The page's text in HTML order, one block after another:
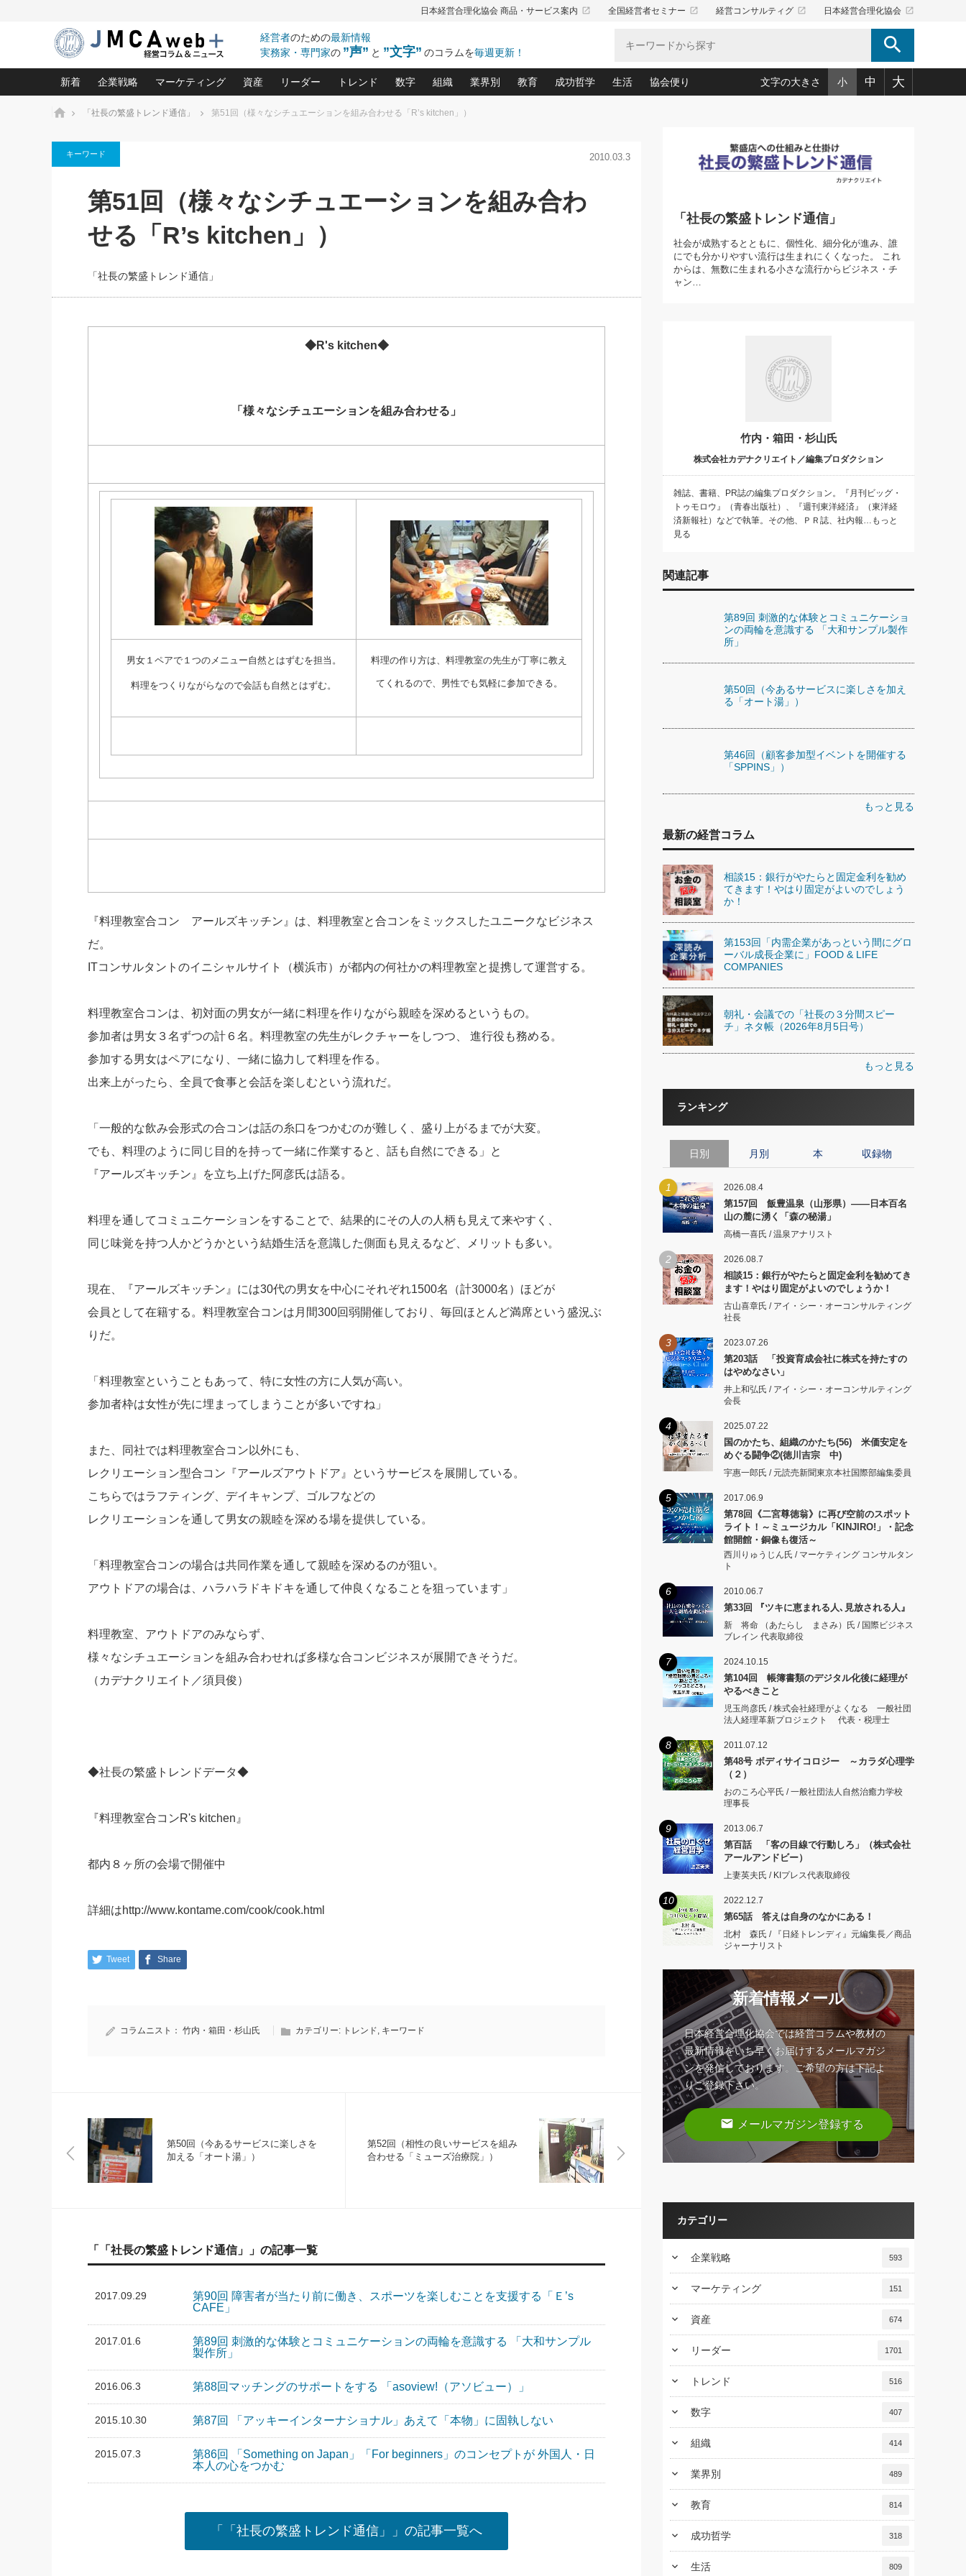
日本経営合理化協会 商品・サービス案内 launch 全国経営者セミナー launch 経営コンサルティグ launch 日本経営合理化協会 launch
経営者のための最新情報
実務家・専門家の ”声” と ”文字” のコラムを毎週更新！ search
新着
相談15：銀行がやたらと固定金
利を勧めてきます！やはり固定
がよいのでしょうか！
2026.08.7
う間にグローバル成長企業に」
FOOD & LIFE COMPANIES
日号）
2026.08.5
第86回 「言葉狩り」
企業戦略
中小企業の「１位づくり」戦略(96)
利益を最大化する「業務改善」横田尚哉氏(5)
強い会社を築く ビジネス・クリニック(240)
日本レーザー「人を大切にしながら利益を上げる経営」の極意
(3)
武器としてのM&A入門(3)
社長のための“儲かる通販”戦略視点(151)
継続経営 百話百行(85)
マーケティング
ロングセラーの玉手箱(9)
大復活＆快進撃！ユニバーサルスタジオジャパンの成功要因と
は(5)
資産
事業承継の前に、決めておきたい、知っておきたい、やってお
きたいコト(12)
会社と社長のための資産管理講座(95)
リーダー
ピョートル・F・グジバチの『経営戦略の新常識』(12)
指導者たる者かくあるべし(635)
朝礼・会議での「社長の３分間スピーチ」ネタ帳(159)
次もあなたにお願いしたいと思われる「一流の仕事術」(28)
社長の右腕をつくる 人と組織を動かす(200)
トレンド
北村森の「今月のヒット商品」(109)
数字
会社を守り抜くための緊急対策(100)
強い決算書の会社はココが違う！(36)
組織
職場の生産性を下げるハラスメントの予防策(10)
賃金決定の定石(68)
業界別
大久保一彦の“流行る”お店の仕組みづくり(210)
柿内幸夫─社長のための現場改善(174)
教育
あなただからお願いしたいと思われる 気配りの達人(127)
クレーム対応 実践マニュアル(92)
クレーム対応の新知識と新常識(57)
東川鷹年の「中小企業の人育て」(38)
業績アップにつながる！ワンランク上の手紙・メール術(100)
社長のための“全員営業”(30)
成功哲学
令和時代の「社長の人間力の磨き方」(86)
先人の名句名言の教え 東洋思想に学ぶ経営学(132)
渡部昇一の「日本の指導者たち」(32)
生活
(50)
ワインを楽しむ基礎レッスン(12)
必読！社長が読むべき今月の4冊(88)
眼と耳で楽しむ読書術(162)
社長の「氣」(30)
協会便り
ビジネス見聞録 経営ニュース(100)
経営セミナー情報局(1)
講話を聞いて学ぼう 実学・耳学・磨く「ミミガク」のすすめ
文字の大きさ 小 中 大
ホーム 「社長の繁盛トレンド通信」 第51回（様々なシチュエーションを組み合わせる「R’s kitchen」）
キーワード 2010.03.3
第51回（様々なシチュエーションを組み合わ
せる「R’s kitchen」）
「社長の繁盛トレンド通信」
◆R's kitchen◆
「様々なシチュエーションを組み合わせる」
男女１ペアで１つのメニュー自然とはずむを担当。
料理をつくりながらなので会話も自然とはずむ。
料理の作り方は、料理教室の先生が丁寧に教え
てくれるので、男性でも気軽に参加できる。
『料理教室合コン アールズキッチン』は、料理教室と合コンをミックスしたユニークなビジネス
だ。
ITコンサルタントのイニシャルサイト（横浜市）が都内の何社かの料理教室と提携して運営する。
料理教室合コンは、初対面の男女が一緒に料理を作りながら親睦を深めるというもの。
参加者は男女３名ずつの計６名。料理教室の先生がレクチャーをしつつ、 進行役も務める。
参加する男女はペアになり、一緒に協力して料理を作る。
出来上がったら、全員で食事と会話を楽しむという流れだ。
「一般的な飲み会形式の合コンは話の糸口をつかむのが難しく、盛り上がるまでが大変。
でも、料理のように同じ目的を持って一緒に作業すると、話も自然にできる」と
『アールズキッチン』を立ち上げた阿彦氏は語る。
料理を通してコミュニケーションをすることで、結果的にその人の人柄も見えて来やすく、
同じ味覚を持つ人かどうかという結婚生活を意識した側面も見えるなど、メリットも多い。
現在、『アールズキッチン』には30代の男女を中心にそれぞれ1500名（計3000名）ほどが
会員として在籍する。料理教室合コンは月間300回弱開催しており、毎回ほとんど満席という盛況ぶ
りだ。
「料理教室ということもあって、特に女性の方に人気が高い。
参加者枠は女性が先に埋まってしまうことが多いですね」
また、同社では料理教室合コン以外にも、
レクリエーション型合コン『アールズアウトドア』というサービスを展開している。
こちらではラフティング、デイキャンプ、ゴルフなどの
レクリエーションを通して男女の親睦を深める場を提供している。
「料理教室合コンの場合は共同作業を通して親睦を深めるのが狙い。
アウトドアの場合は、ハラハラドキドキを通して仲良くなることを狙っています」
料理教室、アウトドアのみならず、
様々なシチュエーションを組み合わせれば多様な合コンビジネスが展開できそうだ。
（カデナクリエイト／須貝俊）
◆社長の繁盛トレンドデータ◆
『料理教室合コンR's kitchen』
都内８ヶ所の会場で開催中
詳細はhttp://www.kontame.com/cook/cook.html
Tweet Share
コラムニスト： 竹内・箱田・杉山氏 カテゴリー: トレンド, キーワード
第50回（今あるサービスに楽しさを
加える「オート湯」）
第52回（相性の良いサービスを組み
合わせる「ミューズ治療院」）
「「社長の繁盛トレンド通信」」の記事一覧
2017.09.29
第90回 障害者が当たり前に働き、スポーツを楽しむことを支援する「Ｅ’s
CAFE」
2017.01.6
第89回 刺激的な体験とコミュニケーションの両輪を意識する 「大和サンプル
製作所」
2016.06.3 第88回マッチングのサポートをする 「asoview!（アソビュー）」
2015.10.30 第87回 「アッキーインターナショナル」あえて「本物」に固執しない
2015.07.3
第86回 「Something on Japan」「For beginners」のコンセプトが 外国人・日
本人の心をつかむ
「「社長の繁盛トレンド通信」」の記事一覧へ
「社長の繁盛トレンド通信」
社会が成熟するとともに、個性化、細分化が進み、誰
にでも分かりやすい流行は生まれにくくなった。 これ
からは、無数に生まれる小さな流行からビジネス・チ
ャン…
竹内・箱田・杉山氏
株式会社カデナクリエイト／編集プロダクション
雑誌、書籍、PR誌の編集プロダクション。『月刊ビッグ・
トゥモロウ』（青春出版社）、『週刊東洋経済』（東洋経
済新報社）などで執筆。その他、ＰＲ誌、社内報…もっと
見る
関連記事
第89回 刺激的な体験とコミュニケーショ
ンの両輪を意識する 「大和サンプル製作
所」
第50回（今あるサービスに楽しさを加え
る「オート湯」）
第46回（顧客参加型イベントを開催する
「SPPINS」）
もっと見る
最新の経営コラム
相談15：銀行がやたらと固定金利を勧め
てきます！やはり固定がよいのでしょう
か！
第153回「内需企業があっという間にグロ
ーバル成長企業に」FOOD & LIFE
COMPANIES
朝礼・会議での「社長の３分間スピー
チ」ネタ帳（2026年8月5日号）
もっと見る
ランキング
日別 月別 本 収録物
1 2026.08.4
第157回 飯豊温泉（山形県）――日本百名
山の麓に湧く「森の秘湯」
高橋一喜氏 / 温泉アナリスト
2 2026.08.7
相談15：銀行がやたらと固定金利を勧めてき
ます！やはり固定がよいのでしょうか！
古山喜章氏 / アイ・シー・オーコンサルティング
社長
3 2023.07.26
第203話 「投資育成会社に株式を持たすの
はやめなさい」
井上和弘氏 / アイ・シー・オーコンサルティング
会長
4 2025.07.22
国のかたち、組織のかたち(56) 米価安定を
めぐる闘争②(徳川吉宗 中)
宇惠一郎氏 / 元読売新聞東京本社国際部編集委員
5 2017.06.9
第78回《二宮尊徳翁》に再び空前のスポット
ライト！～ミュージカル「KINJIRO!」・記念
館開館・銅像も復活～
西川りゅうじん氏 / マーケティング コンサルタン
ト
6 2010.06.7
第33回 『ツキに恵まれる人､見放される人』
新 将命 （あたらし まさみ）氏 / 国際ビジネス
ブレイン 代表取締役
7 2024.10.15
第104回 帳簿書類のデジタル化後に経理が
やるべきこと
児玉尚彦氏 / 株式会社経理がよくなる 一般社団
法人経理革新プロジェクト 代表・税理士
8 2011.07.12
第48号 ボディサイコロジー ～カラダ心理学
（２）
おのころ心平氏 / 一般社団法人自然治癒力学校
理事長
9 2013.06.7
第百話 「客の目線で行動しろ」（株式会社
アールアンドビー）
上妻英夫氏 / KIプレス代表取締役
10 2022.12.7
第65話 答えは自身のなかにある！
北村 森氏 / 『日経トレンディ』元編集長／商品
ジャーナリスト
新着情報メール
日本経営合理化協会では経営コラムや教材の
最新情報をいち早くお届けするメールマガジ
ンを発信しております。ご希望の方は下記よ
りご登録下さい。
email メールマガジン登録する
カテゴリー
keyboard_arrow_down 企業戦略 593
keyboard_arrow_down マーケティング 151
keyboard_arrow_down 資産 674
keyboard_arrow_down リーダー 1701
keyboard_arrow_down トレンド 516
keyboard_arrow_down 数字 407
keyboard_arrow_down 組織 414
keyboard_arrow_down 業界別 489
keyboard_arrow_down 教育 814
keyboard_arrow_down 成功哲学 318
keyboard_arrow_down 生活 809